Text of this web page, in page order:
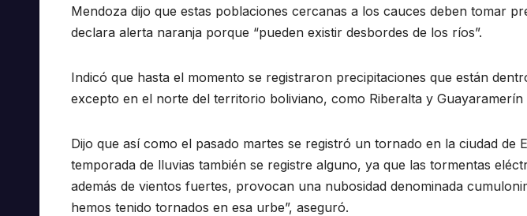
Mendoza dijo que estas poblaciones cercanas a los cauces deben tomar
declara alerta naranja porque “pueden existir desbordes de los ríos”.
Indicó que hasta el momento se registraron precipitaciones que están
excepto en el norte del territorio boliviano, como Riberalta y Guayaramerín
Dijo que así como el pasado martes se registró un tornado en la ciudad de
temporada de lluvias también se registre alguno, ya que las tormentas
además de vientos fuertes, provocan una nubosidad denominada
hemos tenido tornados en esa urbe”, aseguró.